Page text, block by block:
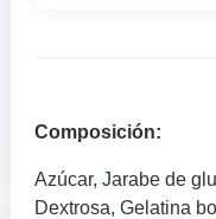
Composición:
Azúcar, Jarabe de
Dextrosa, Gelatina